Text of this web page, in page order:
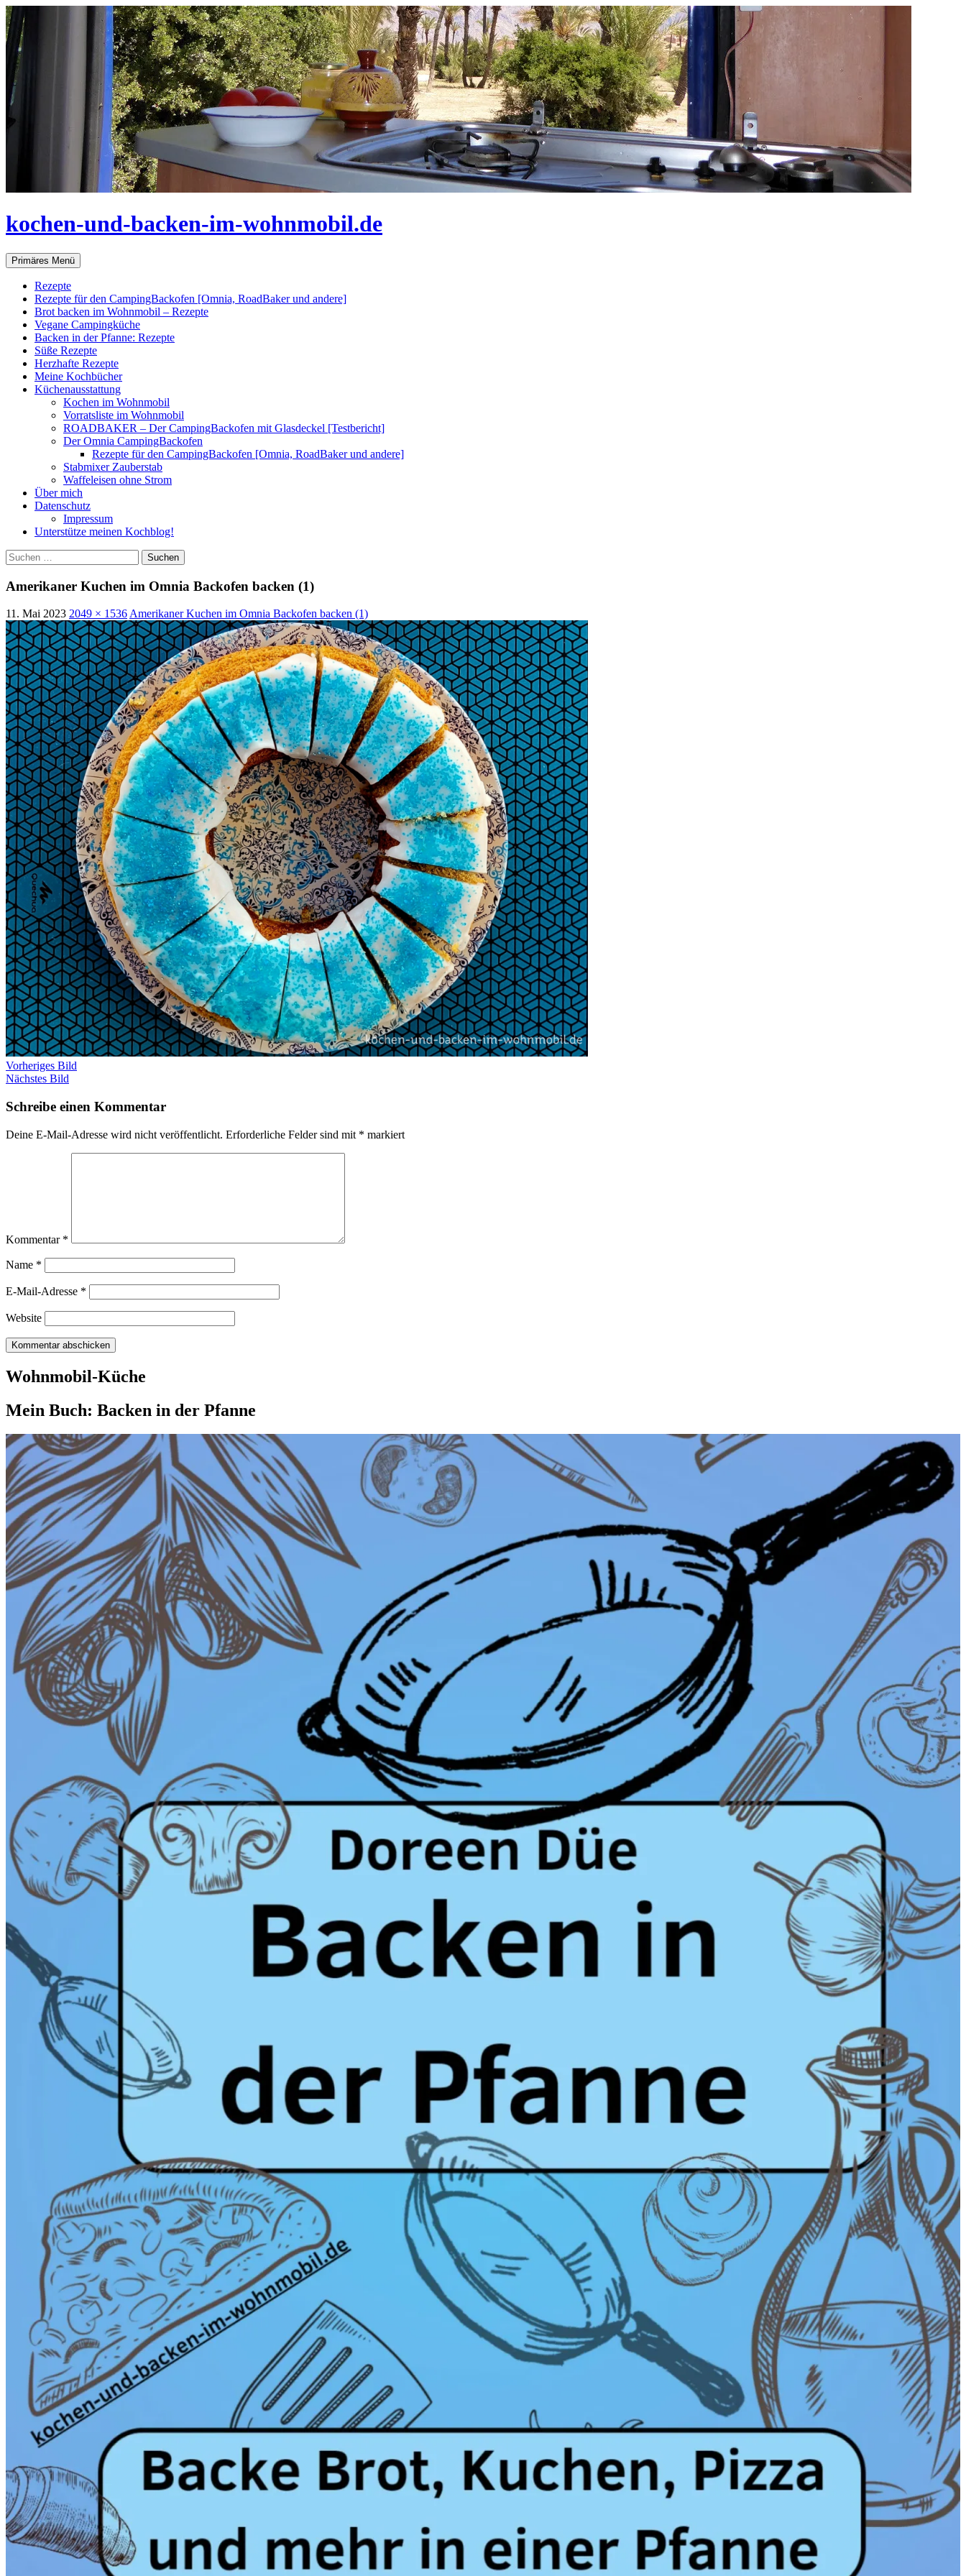
Zum
Inhalt
springen
kochen-und-backen-im-wohnmobil.de
Suchen
Primäres Menü
Rezepte
Rezepte für den CampingBackofen [Omnia, RoadBaker und andere]
Brot backen im Wohnmobil – Rezepte
Vegane Campingküche
Backen in der Pfanne: Rezepte
Süße Rezepte
Herzhafte Rezepte
Meine Kochbücher
Küchenausstattung
Kochen im Wohnmobil
Vorratsliste im Wohnmobil
ROADBAKER – Der CampingBackofen mit Glasdeckel [Testbericht]
Der Omnia CampingBackofen
Rezepte für den CampingBackofen [Omnia, RoadBaker und andere]
Stabmixer Zauberstab
Waffeleisen ohne Strom
Über mich
Datenschutz
Impressum
Unterstütze meinen Kochblog!
Suchen
nach:
Amerikaner Kuchen im Omnia Backofen backen (1)
11. Mai 2023 2049 × 1536 Amerikaner Kuchen im Omnia Backofen backen (1)
Vorheriges Bild
Nächstes Bild
Schreibe einen Kommentar
Deine E-Mail-Adresse wird nicht veröffentlicht. Erforderliche Felder sind mit * markiert
Kommentar *
Name *
E-Mail-Adresse *
Website
Wohnmobil-Küche
Mein Buch: Backen in der Pfanne